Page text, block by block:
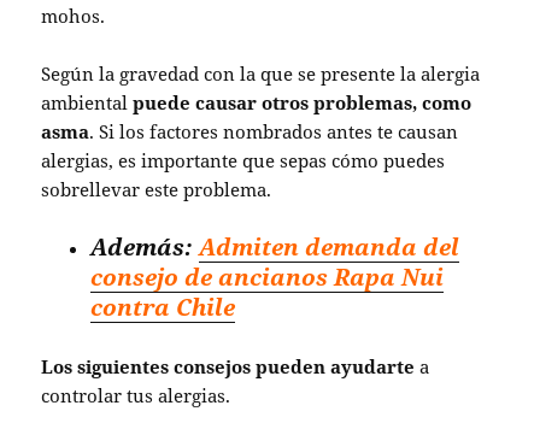
mohos.
Según la gravedad con la que se presente la alergia
ambientalpuede causar otros problemas, como
asma. Si los factores nombrados antes te causan
alergias, es importante que sepas cómo puedes
sobrellevar este problema.
Además:Admiten demanda del
consejo de ancianos Rapa Nui
contra Chile
Los siguientes consejos pueden ayudarte a
controlar tus alergias.